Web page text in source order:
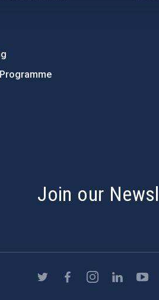
Join our